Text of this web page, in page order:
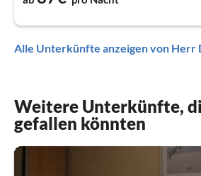
Alle Unterkünfte anzeigen von Herr
Weitere Unterkünfte,
gefallen könnten